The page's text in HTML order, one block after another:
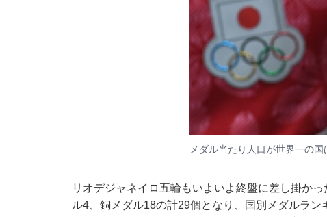
メダル当たり人口が世界一の国
リオデジャネイロ五輪もいよいよ終盤に差し掛か
ル4、銅メダル18の計29個となり、国別メダルラ